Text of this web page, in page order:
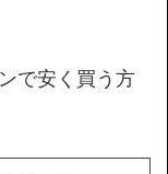
で安く買う方